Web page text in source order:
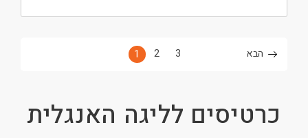
הבא 1 2 3
כרטיסים לליגה האנגלית